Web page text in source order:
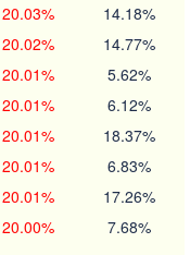
20.03% 14.18%
20.02% 14.77%
20.01% 5.62%
20.01% 6.12%
20.01% 18.37%
20.01% 6.83%
20.01% 17.26%
20.00% 7.68%